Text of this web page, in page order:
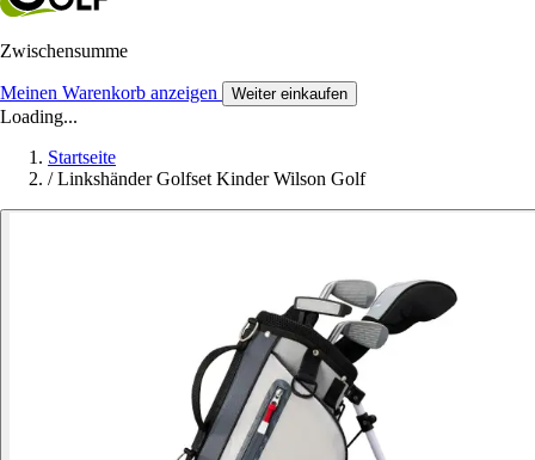
Zwischensumme
Meinen Warenkorb anzeigen Weiter einkaufen
Loading...
Startseite
/ Linkshänder Golfset Kinder Wilson Golf